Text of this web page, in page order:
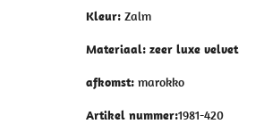
Kleur: Zalm
Materiaal: zeer luxe velvet
afkomst: marokko
Artikel nummer:1981-420